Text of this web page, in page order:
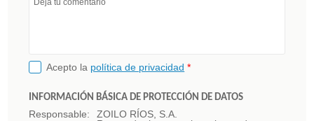
Deja tu comentario
Acepto la política de privacidad *
INFORMACIÓN BÁSICA DE PROTECCIÓN DE DATOS
Responsable:
ZOILO RÍOS, S.A.